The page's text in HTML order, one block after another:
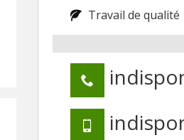
Travail de qualité